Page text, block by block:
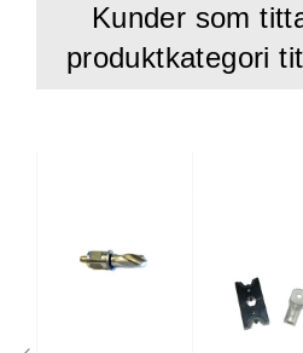
manuell spolning tillbaka
transmission, motor och batteri
inga avbrutna presscykler
Kunder som
produktkategori